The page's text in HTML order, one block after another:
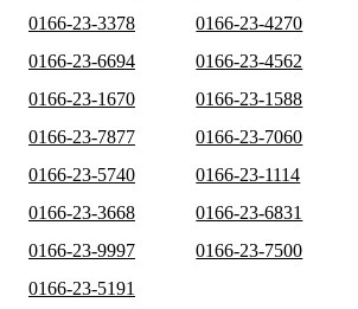
0166-23-3378
0166-23-4270
0166-23-6694
0166-23-4562
0166-23-1670
0166-23-1588
0166-23-7877
0166-23-7060
0166-23-5740
0166-23-1114
0166-23-3668
0166-23-6831
0166-23-9997
0166-23-7500
0166-23-5191